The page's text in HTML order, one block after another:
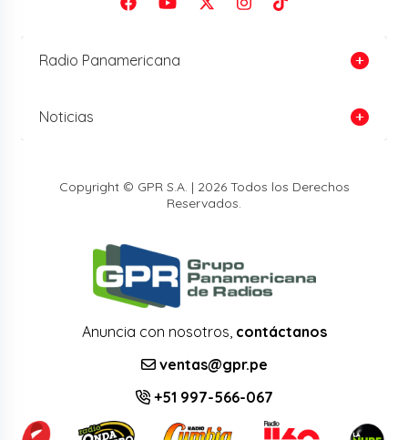
Radio Panamericana
Noticias
Copyright © GPR S.A. | 2026 Todos los Derechos
Reservados.
Anuncia con nosotros, contáctanos
ventas@gpr.pe
+51 997-566-067